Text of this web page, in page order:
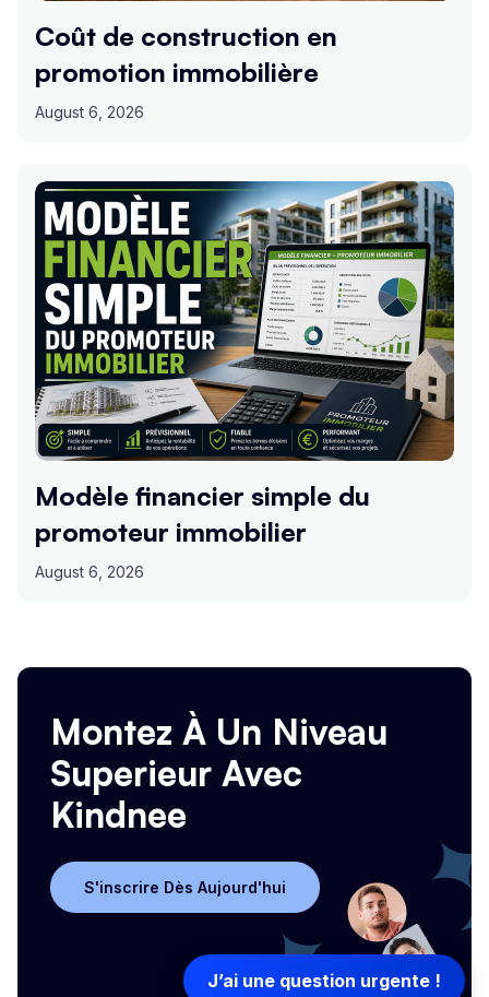
Coût de construction en
promotion immobilière
August 6, 2026
Modèle financier simple du
promoteur immobilier
August 6, 2026
Montez À Un Niveau
Superieur Avec
Kindnee
S'inscrire Dès Aujourd'hui
S'inscrire Dès Aujourd'hui
J’ai une question urgente !